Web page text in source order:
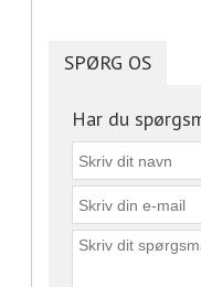
SPØRG OS
Har du